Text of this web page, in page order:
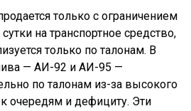
только с ограничением
на транспортное средство,
только по талонам. В
— АИ-92 и АИ-95 —
по талонам из-за высокого
очередям и дефициту. Эти